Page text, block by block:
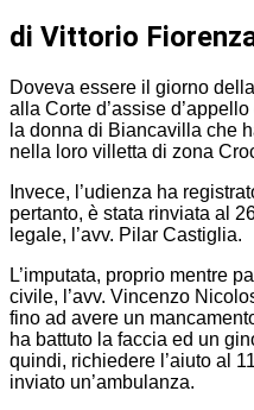
di Vittorio
Doveva essere il giorno
alla Corte d’assise
la donna di Biancavilla che
nella loro villetta di zona
Invece, l’udienza ha
pertanto, è stata rinviata al
legale, l’avv. Pilar Castiglia.
L’imputata, proprio mentre
civile, l’avv. Vincenzo
fino ad avere un
ha battuto la faccia ed un
quindi, richiedere l’aiuto al
inviato un’ambulanza.